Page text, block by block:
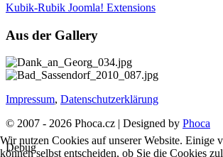
Kubik-Rubik Joomla! Extensions
Aus der Gallery
Impressum, Datenschutzerklärung
© 2007 - 2026 Phoca.cz | Designed by Phoca
Debug
Wir nutzen Cookies auf unserer Website. Einige
können selbst entscheiden, ob Sie die Cookies